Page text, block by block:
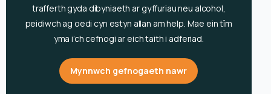
trafferth gyda dibyniaeth ar gyffuriau neu alcohol,
peidiwch ag oedi cyn estyn allan am help. Mae ein tîm
yma i’ch cefnogi ar eich taith i adferiad.
Mynnwch gefnogaeth nawr